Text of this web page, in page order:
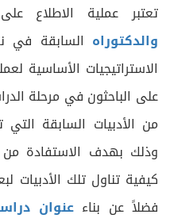
تعتبر عملية الاطلاع
والدكتوراه السابقة
الاستراتيجيات الأساسية
على الباحثون في مرحلة
من الأدبيات السابقة
وذلك بهدف الاستفادة من
كيفية تناول تلك الأدبيات
فضلاً عن بناءعنوان